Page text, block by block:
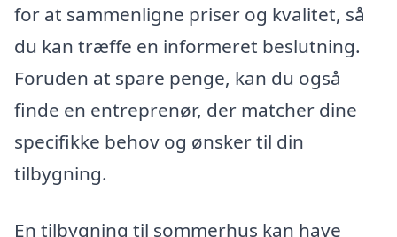
for at sammenligne priser og kvalitet, så
du kan træffe en informeret beslutning.
Foruden at spare penge, kan du også
finde en entreprenør, der matcher dine
specifikke behov og ønsker til din
tilbygning.
En tilbygning til sommerhus kan have